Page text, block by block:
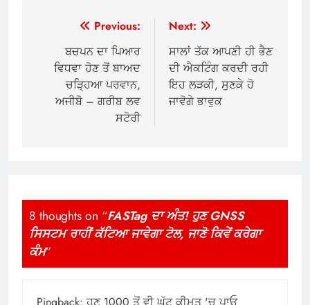
navigation
Previous:
ਬਚਪਨ ਦਾ ਪਿਆਰ
ਵਿਧਵਾ ਹੋਣ ਤੋਂ ਬਾਅਦ
ਚੜ੍ਹਿਆ ਪਰਵਾਨ,
ਅਜੀਬੋ – ਗਰੀਬ ਲਵ
ਸਟੋਰੀ
Next:
ਸਾਲਾਂ ਤੱਕ ਆਪਣੀ ਹੀ ਭੈਣ
ਦੀ ਐਕਟਿੰਗ ਕਰਦੀ ਰਹੀ
ਇਹ ਲੜਕੀ, ਸੁਣਕੇ ਹੋ
ਜਾਵੋਗੇ ਭਾਵੁਕ
8 thoughts on “FASTag ਦਾ ਅੰਤ! ਹੁਣ GNSS
ਸਿਸਟਮ ਰਾਹੀਂ ਕੱਟਿਆ ਜਾਵੇਗਾ ਟੋਲ, ਜਾਣੋ ਕਿਵੇਂ ਕਰੇਗਾ
ਕੰਮ”
Pingback: ਹੁਣ 1000 ਤੋਂ ਵੀ ਘੱਟ ਕੀਮਤ 'ਚ ਪਾਓ